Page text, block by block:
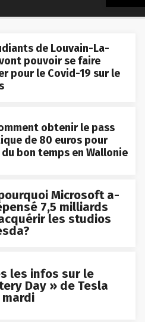
de Louvain-La-
pouvoir se faire
pour le Covid-19 sur le
obtenir le pass
de 80 euros pour
bon temps en Wallonie
Microsoft a-
7,5 milliards
les studios
les infos sur le
Day » de Tesla
mardi